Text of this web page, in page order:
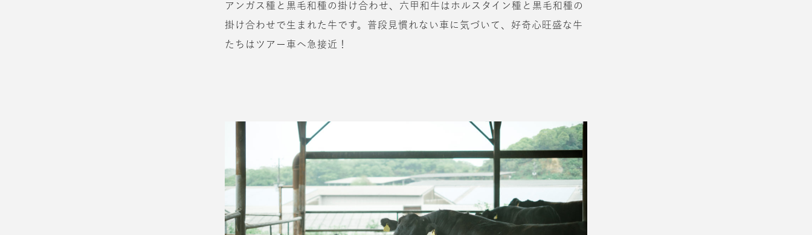
アンガス種と黒毛和種の掛け合わせ、六甲和牛はホルスタイン種と黒毛和種の
掛け合わせで生まれた牛です。普段見慣れない車に気づいて、好奇心旺盛な牛
たちはツアー車へ急接近！